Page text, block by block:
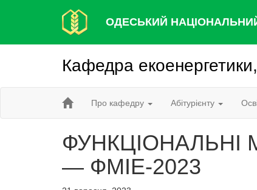
ОДЕСЬКИЙ
Кафедра
Про кафедру Абітурієнту
ФУНКЦІОНАЛЬНІ
— ФМІЕ-2023